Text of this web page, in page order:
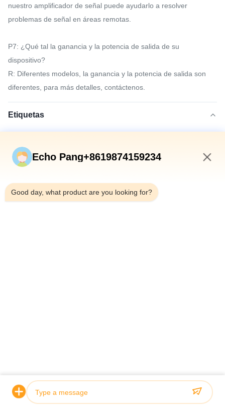
nuestro amplificador de señal puede ayudarlo a resolver
problemas de señal en áreas remotas.
P7: ¿Qué tal la ganancia y la potencia de salida de su
dispositivo?
R: Diferentes modelos, la ganancia y la potencia de salida son
diferentes, para más detalles, contáctenos.
Etiquetas
repetidor móvil de la señal 850MHz
repetidor móvil de la señal 70dB
Echo Pang+8619874159234
Good day, what product are you looking for?